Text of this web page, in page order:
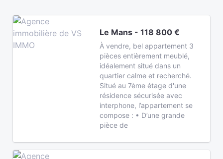
Le Mans - 118 800 €
À vendre, bel appartement 3
pièces entièrement meublé,
idéalement situé dans un
quartier calme et recherché.
Situé au 7ème étage d'une
résidence sécurisée avec
interphone, l’appartement se
compose : • D’une grande
pièce de